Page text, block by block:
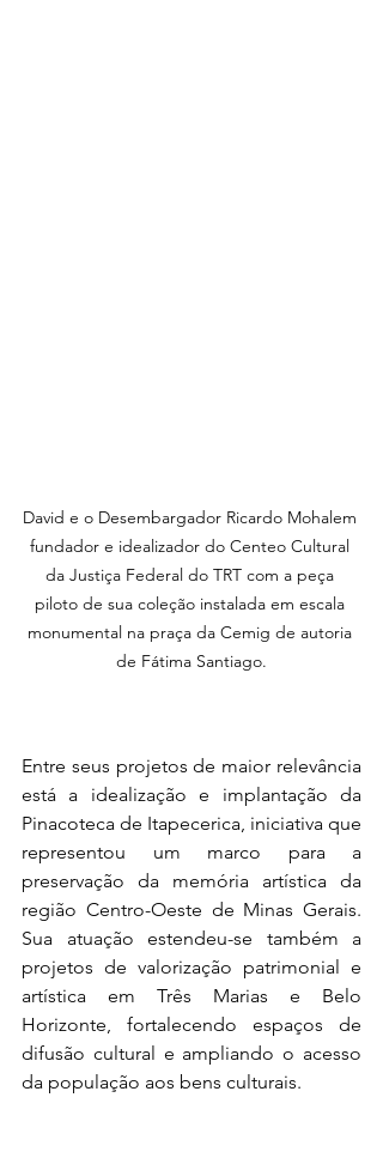
David e o Desembargador Ricardo Mohalem
fundador e idealizador do Centeo Cultural
da Justiça Federal do TRT com a peça
piloto de sua coleção instalada em escala
monumental na praça da Cemig de autoria
de Fátima Santiago.
Entre seus projetos de maior relevância
está a idealização e implantação da
Pinacoteca de Itapecerica, iniciativa que
representou um marco para a
preservação da memória artística da
região Centro-Oeste de Minas Gerais.
Sua atuação estendeu-se também a
projetos de valorização patrimonial e
artística em Três Marias e Belo
Horizonte, fortalecendo espaços de
difusão cultural e ampliando o acesso
da população aos bens culturais.